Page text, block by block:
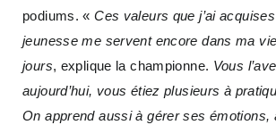
podiums. «Ces valeurs que j’ai
jeunesse me servent encore dans ma
jours, explique la championne. Vous
aujourd’hui, vous étiez plusieurs à
On apprend aussi à gérer ses émotions,